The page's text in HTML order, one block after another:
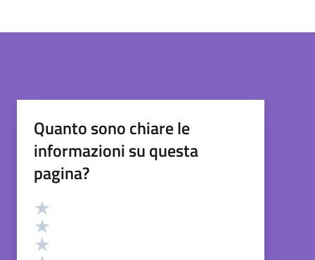
Quanto sono chiare le
informazioni su questa
pagina?
Valutazione